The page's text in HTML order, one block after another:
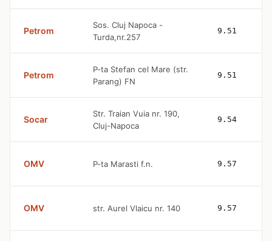
Petrom
Sos. Cluj Napoca -
Turda,nr.257
9.51
Petrom
P-ta Stefan cel Mare (str.
Parang) FN
9.51
Socar
Str. Traian Vuia nr. 190,
Cluj-Napoca
9.54
OMV P-ta Marasti f.n. 9.57
OMV str. Aurel Vlaicu nr. 140 9.57